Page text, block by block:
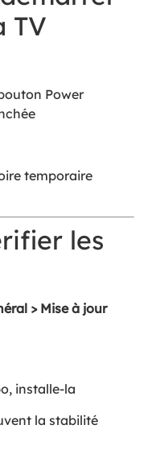
TV
Power
temporaire
les
> Mise à jour
installe-la
la stabilité